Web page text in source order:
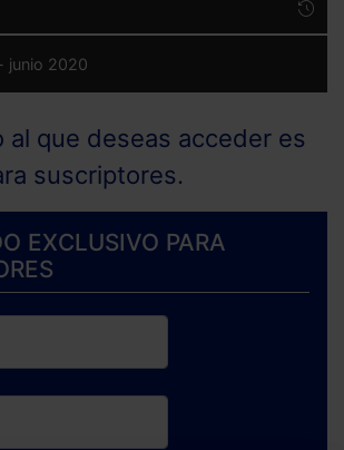
junio 2020
al que deseas acceder es
suscriptores.
EXCLUSIVO PARA